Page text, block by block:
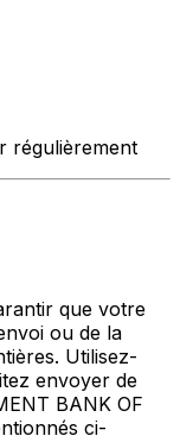
régulièrement
que votre
ou de la
Utilisez-
envoyer de
BANK OF
ci-